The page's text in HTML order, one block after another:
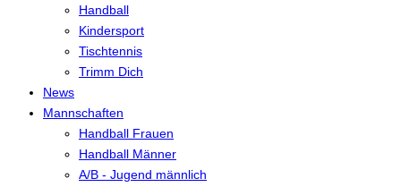
Handball
Kindersport
Tischtennis
Trimm Dich
News
Mannschaften
Handball Frauen
Handball Männer
A/B - Jugend männlich